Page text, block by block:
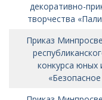
декоративно-
творчества
Приказ
конкурса юных